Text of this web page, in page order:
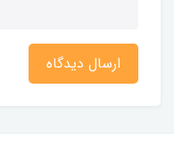
ارسال دیدگاه